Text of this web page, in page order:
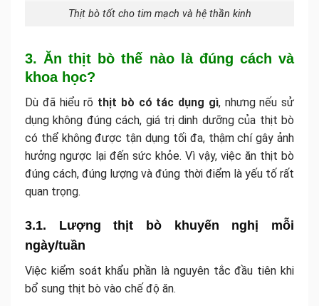
Thịt bò tốt cho tim mạch và hệ thần kinh
3. Ăn thịt bò thế nào là đúng cách và
khoa học?
Dù đã hiểu rõ thịt bò có tác dụng gì, nhưng nếu sử
dụng không đúng cách, giá trị dinh dưỡng của thịt bò
có thể không được tận dụng tối đa, thậm chí gây ảnh
hưởng ngược lại đến sức khỏe. Vì vậy, việc ăn thịt bò
đúng cách, đúng lượng và đúng thời điểm là yếu tố rất
quan trọng.
3.1. Lượng thịt bò khuyến nghị mỗi
ngày/tuần
Việc kiểm soát khẩu phần là nguyên tắc đầu tiên khi
bổ sung thịt bò vào chế độ ăn.